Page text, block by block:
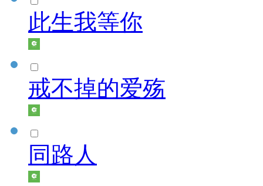
此生我等你
戒不掉的爱殇
同路人